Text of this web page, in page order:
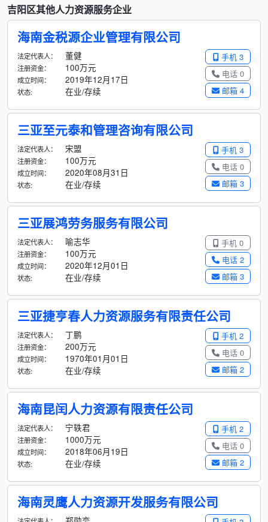
吉阳区其他人力资源服务企业
海南金税源企业管理有限公司
手机 3
电话 0
邮箱 4
法定代表人： 董健
注册资金： 100万元
成立时间： 2019年12月17日
状态: 在业/存续
三亚至元泰和管理咨询有限公司
手机 3
电话 0
邮箱 3
法定代表人： 宋盟
注册资金： 100万元
成立时间： 2020年08月31日
状态: 在业/存续
三亚展鸿劳务服务有限公司
手机 0
电话 2
邮箱 3
法定代表人： 喻志华
注册资金： 100万元
成立时间： 2020年12月01日
状态: 在业/存续
三亚捷亨春人力资源服务有限责任公司
手机 2
电话 0
邮箱 2
法定代表人： 丁鹏
注册资金： 200万元
成立时间： 1970年01月01日
状态: 在业/存续
海南昆闰人力资源有限责任公司
手机 2
电话 0
邮箱 2
法定代表人： 宁轶君
注册资金： 1000万元
成立时间： 2018年06月19日
状态: 在业/存续
海南灵鹰人力资源开发服务有限公司